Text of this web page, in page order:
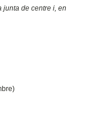
junta de centre i, en